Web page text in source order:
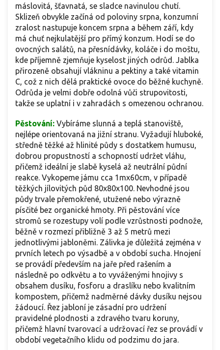
máslovitá, šťavnatá, se sladce navinulou chutí.
Sklizeň obvykle začíná od poloviny srpna, konzumní
zralost nastupuje koncem srpna a během září, kdy
má chuť nejkulatější pro přímý konzum. Hodí se do
ovocných salátů, na přesnídávky, koláče i do moštu,
kde příjemně zjemňuje kyselost jiných odrůd. Jablka
přirozeně obsahují vlákninu a pektiny a také vitamin
C, což z nich dělá praktické ovoce do běžné kuchyně.
Odrůda je velmi dobře odolná vůči strupovitosti,
takže se uplatní i v zahradách s omezenou ochranou.
Pěstování: Vybíráme slunná a teplá stanoviště,
nejlépe orientovaná na jižní stranu. Vyžadují hluboké,
středně těžké až hlinité půdy s dostatkem humusu,
dobrou propustností a schopností udržet vláhu,
přičemž ideální je slabě kyselá až neutrální půdní
reakce. Vykopeme jámu cca 1mx60cm, v případě
těžkých jílovitých půd 80x80x100. Nevhodné jsou
půdy trvale přemokřené, utužené nebo výrazně
písčité bez organické hmoty. Při pěstování více
stromů se rozestupy volí podle vzrůstnosti podnože,
běžně v rozmezí přibližně 3 až 5 metrů mezi
jednotlivými jabloněmi. Zálivka je důležitá zejména v
prvních letech po výsadbě a v období sucha. Hnojení
se provádí především na jaře před rašením a
následně po odkvětu a to vyváženými hnojivy s
obsahem dusíku, fosforu a draslíku nebo kvalitním
kompostem, přičemž nadměrné dávky dusíku nejsou
žádoucí. Řez jabloní je zásadní pro udržení
pravidelné plodnosti a zdravého tvaru koruny,
přičemž hlavní tvarovací a udržovací řez se provádí v
období vegetačního klidu od podzimu do jara.